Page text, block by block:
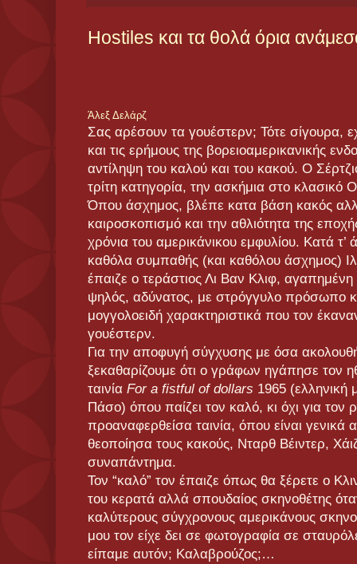
Hostiles και τα θολά όρια
Άλεξ Δελάρζ
Σας αρέσουν τα γουέστερν; Τότε σίγουρα,
και τις ερήμους της βορειοαμερικανικής
αντίληψη του καλού και του κακού. Ο
τρίτη κατηγορία, την ασκήμια στο κλασικό
Όπου άσχημος, βλέπε κατα βάση κακός
καιροσκοπισμό και την αθλιότητα της
χρόνια του αμερικάνικου εμφυλίου. Κατά
καθόλα συμπαθής (και καθόλου άσχημος)
έπαιζε ο τεράστιος Λι Βαν Κλιφ,
ψηλός, αδύνατος, με στρόγγυλο πρόσωπο
μογγολοειδή χαρακτηριστικά που τον
γουέστερν.
Για την αποφυγή σύγχυσης με όσα
ξεκαθαρίζουμε ότι ο γράφων ηγάπησε τον
ταινία For a fistful of dollars 1965
Πάσο) όπου παίζει τον καλό, κι όχι για τον
προαναφερθείσα ταινία, όπου είναι γενικά
θεοποίησα τους κακούς, Νταρθ Βέιντερ,
συναπάντημα.
Τον “καλό” τον έπαιζε όπως θα ξέρετε ο
του κερατά αλλά σπουδαίος σκηνοθέτης
καλύτερους σύγχρονους αμερικάνους
μου τον είχε δει σε φωτογραφία σε
είπαμε αυτόν; Καλαβρούζος;…